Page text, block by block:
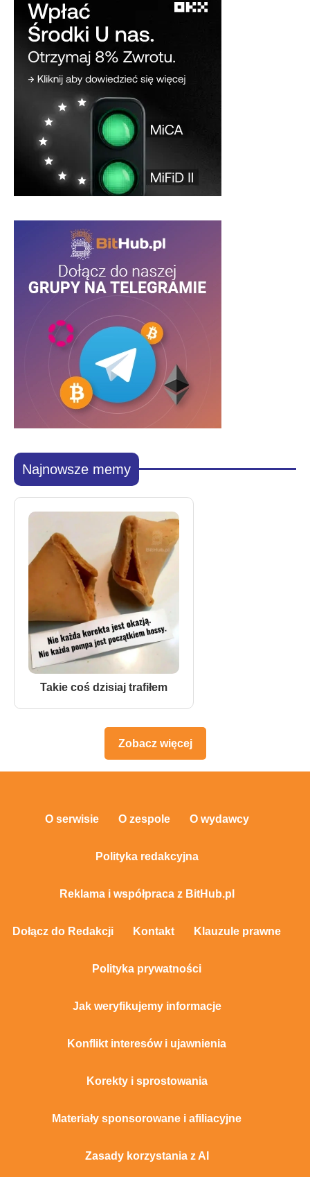
Najnowsze memy
Takie coś dzisiaj trafiłem
Zobacz więcej
O serwisie O zespole O wydawcy
Polityka redakcyjna
Reklama i współpraca z BitHub.pl
Dołącz do Redakcji Kontakt Klauzule prawne
Polityka prywatności
Jak weryfikujemy informacje
Konflikt interesów i ujawnienia
Korekty i sprostowania
Materiały sponsorowane i afiliacyjne
Zasady korzystania z AI